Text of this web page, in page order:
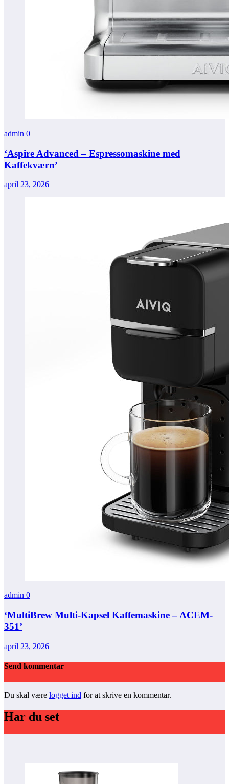
admin 0
‘Aspire Advanced – Espressomaskine med
Kaffekværn’
april 23, 2026
admin 0
‘MultiBrew Multi-Kapsel Kaffemaskine – ACEM-
351’
april 23, 2026
Send kommentar
Du skal være logget ind for at skrive en kommentar.
Har du set